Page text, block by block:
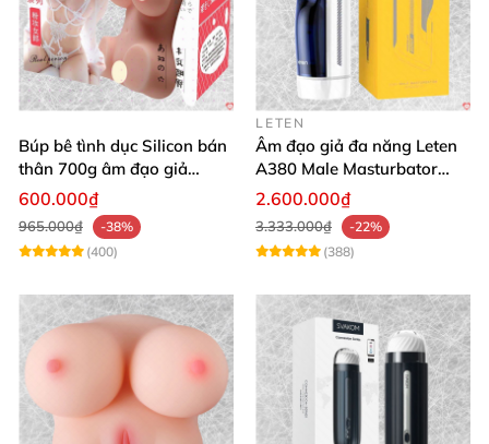
Búp bê tình dục Silicon bán
thân 700g âm đạo giả
nguyên khối giống thật
600.000₫
965.000₫
-38%
(400)
LETEN
Âm đạo giả đa năng Leten
A380 Male Masturbator
Version 4
2.600.000₫
3.333.000₫
-22%
(388)